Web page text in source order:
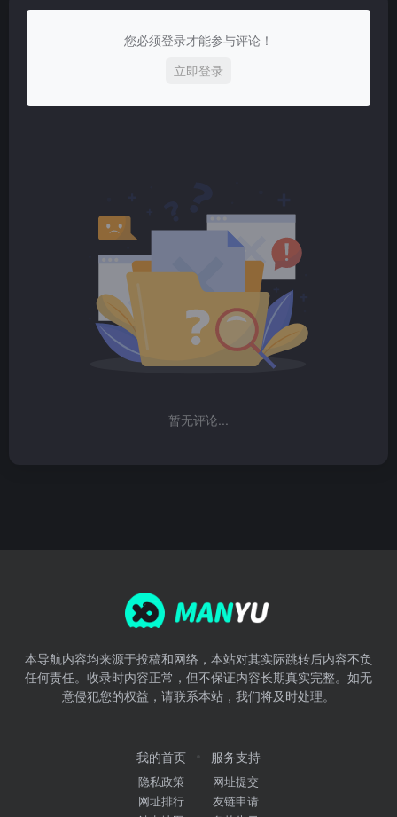
您必须登录才能参与评论！
立即登录
暂无评论...
本导航内容均来源于投稿和网络，本站对其实际跳转后内容不负
任何责任。收录时内容正常，但不保证内容长期真实完整。如无
意侵犯您的权益，请联系本站，我们将及时处理。
我的首页
隐私政策
网址排行
服务支持
网址提交
友链申请